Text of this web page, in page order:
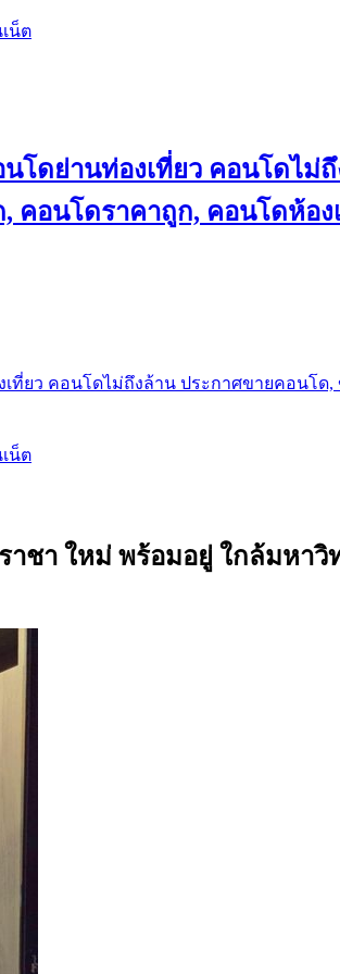
น็ต
โดย่านท่องเที่ยว คอนโดไ
คอนโดราคาถูก, คอนโดห้อง
ที่ยว คอนโดไม่ถึงล้าน ประกาศขายคอนโ
น็ต
ชา ใหม่ พร้อมอยู่ ใกล้มหาวิ